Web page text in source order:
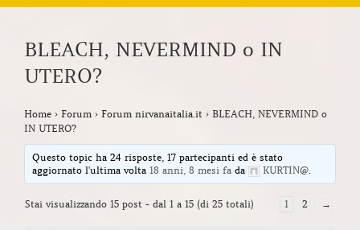
BLEACH, NEVERMIND o IN
UTERO?
Home › Forum › Forum nirvanaitalia.it › BLEACH, NEVERMIND o
IN UTERO?
Questo topic ha 24 risposte, 17 partecipanti ed è stato
aggiornato l'ultima volta18 anni, 8 mesi fa da KURTIN@.
Stai visualizzando 15 post - dal 1 a 15 (di 25 totali) 1 2 →